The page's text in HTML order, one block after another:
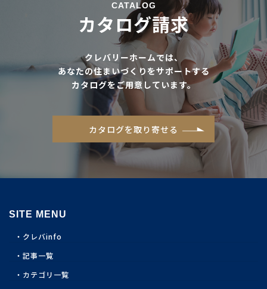
CATALOG
カタログ請求
クレバリーホームでは、
あなたの住まいづくりをサポートする
カタログをご用意しています。
カタログを取り寄せる
SITE MENU
クレバinfo
記事一覧
カテゴリ一覧